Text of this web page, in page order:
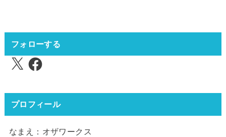
フォローする
X Facebook
プロフィール
なまえ：オザワークス